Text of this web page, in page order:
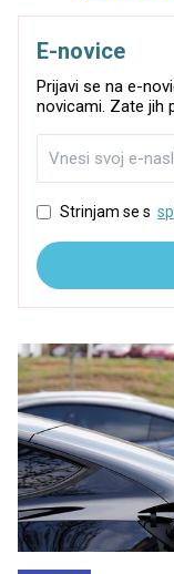
E-novice
Prijavi se na e-
novicami. Zate jih
Strinjam se s